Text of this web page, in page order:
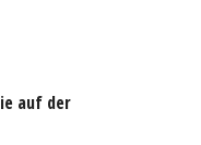
auf der